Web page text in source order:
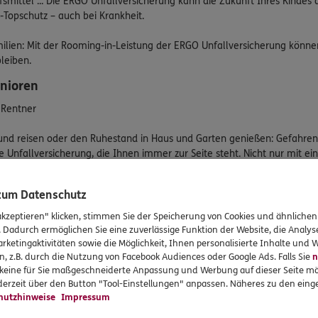
– auch bei Krankheit.
Mit der Rooming-in-Leistung der ERGO Unfallversicherung
reisen oder den Ruhestand in Haus und Garten genießen:
Unfallversicherung, die Ihnen immer zur Seite steht. Nicht nur mit
Hilfe, die sich für Sie um Pflege- und Haushaltshilfe, Fahrdienste,
Von der ERGO Unfallversicherung bekommen Sie auch nach
eine häufige Verletzung. Das ist im Grundschutz immer
Unfall entstanden ist.
Datenschutz
klicken, stimmen Sie der Speicherung von Cookies und
ermöglichen Sie eine zuverlässige Funktion der Website, die
sowie die Möglichkeit, Ihnen personalisierte Inhalte und
z.B. durch die Nutzung von Facebook Audiences oder Google Ads. Falls Sie
für Sie maßgeschneiderte Anpassung und Werbung auf dieser Seite
über den Button "Tool-Einstellungen" anpassen. Näheres zu den
Impressum